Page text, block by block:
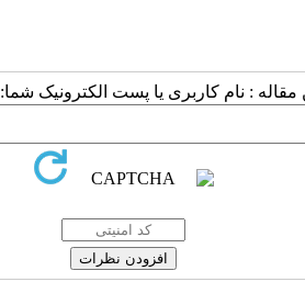
مقاله : نام کاربری یا پست الکترونیک شما: